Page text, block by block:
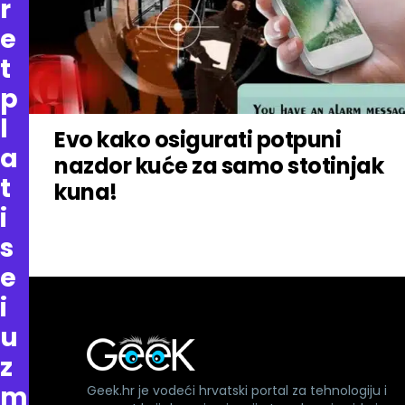
Evo kako osigurati potpuni
nazdor kuće za samo stotinjak
kuna!
r
e
t
p
l
a
t
i
s
e
i
u
z
m
Geek.hr je vodeći hrvatski portal za tehnologiju i